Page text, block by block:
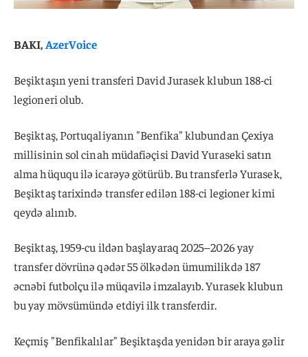
BAKI,AzerVoice
Beşiktaşın yeni transferi David Jurasek klubun 188-ci
legioneri olub.
Beşiktaş, Portuqaliyanın "Benfika" klubundan Çexiya
millisinin sol cinah müdafiəçisi David Yuraseki satın
alma hüququ ilə icarəyə götürüb. Bu transferlə Yurasek,
Beşiktaş tarixində transfer edilən 188-ci legioner kimi
qeydə alınıb.
Beşiktaş, 1959-cu ildən başlayaraq 2025–2026 yay
transfer dövrünə qədər 55 ölkədən ümumilikdə 187
əcnəbi futbolçu ilə müqavilə imzalayıb. Yurasek klubun
bu yay mövsümündə etdiyi ilk transferdir.
Keçmiş "Benfikalılar" Beşiktaşda yenidən bir araya gəlir